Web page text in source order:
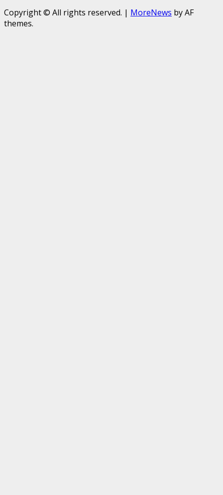
Copyright © All rights reserved. | MoreNews by AF
themes.